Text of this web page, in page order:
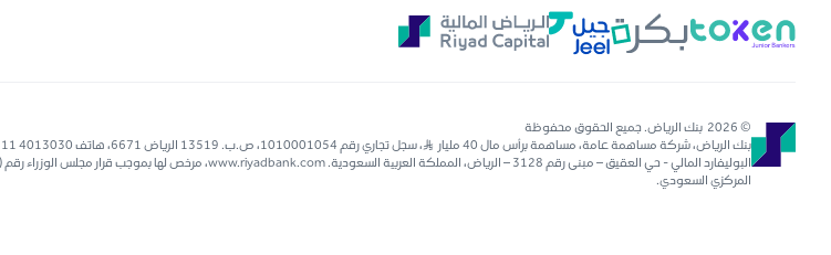
© 2026 بنك الرياض. جميع الحقوق محفوظة
المركزي السعودي.